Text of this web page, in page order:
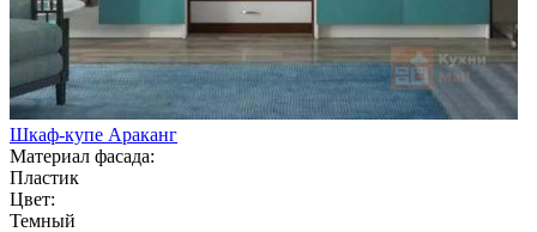
Шкаф-купе Араканг
Материал фасада:
Пластик
Цвет:
Темный